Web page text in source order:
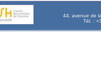
44, avenue de
Tél. :